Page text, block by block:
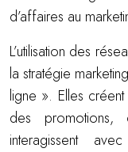
d’affaires au
L’utilisation des
la stratégie
ligne ». Elles
des promotions,
interagissent